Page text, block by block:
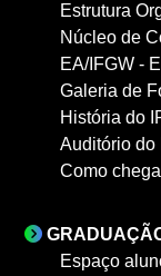
Estrutura
Núcleo de
EA/IFGW -
Galeria de
História do
Auditório do
Como
Espaço